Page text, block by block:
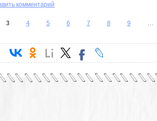
комментарий
3 4 5 6 7 8 9